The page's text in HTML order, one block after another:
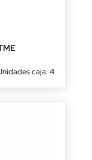
caja: 4